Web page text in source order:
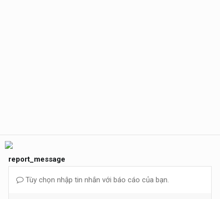
report_message
Tùy chọn nhập tin nhắn với báo cáo của bạn.